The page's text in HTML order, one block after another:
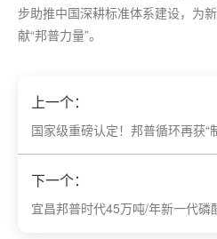
步助推中国深耕标准体系建设，为
献“邦普力量”。
上一个：
国家级重磅认定！邦普循环再获“
下一个：
宜昌邦普时代45万吨/年新一代磷